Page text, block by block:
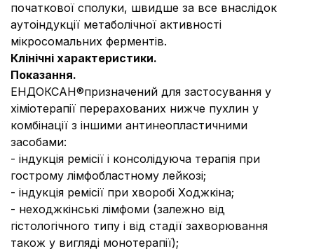
початкової сполуки, швидше за все внаслідок
аутоіндукції метаболічної активності
мікросомальних ферментів.
Клінічні характеристики.
Показання.
ЕНДОКСАН®призначений для застосування у
хіміотерапії перерахованих нижче пухлин у
комбінації з іншими антинеопластичними
засобами:
- індукція ремісії і консолідуюча терапія при
гострому лімфобластному лейкозі;
- індукція ремісії при хворобі Ходжкіна;
- неходжкінські лімфоми (залежно від
гістологічного типу і від стадії захворювання
також у вигляді монотерапії);